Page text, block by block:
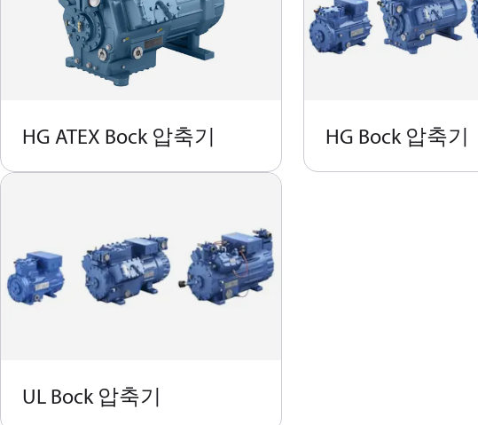
HG ATEX Bock 압축기 HG Bock 압축기
UL Bock 압축기